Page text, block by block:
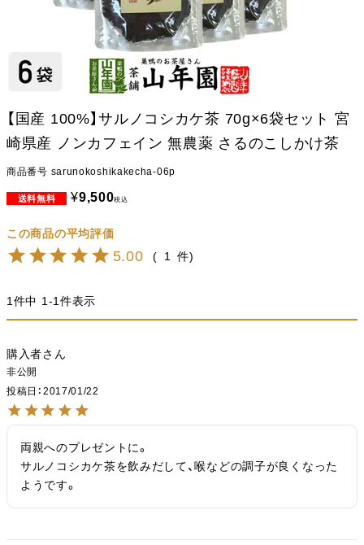
【国産 100%】サルノコシカケ茶 70g×6袋セット 宮
崎県産 ノンカフェイン 無農薬 さるのこしかけ茶
商品番号 sarunokoshikakecha-06p
¥9,500税込
5.00 1
1件中 1-1件表示
購入者
非公開
投稿日
2017/01/22
両親へのプレゼントに。
サルノコシカケ茶を飲みだして、喉などの調子が良くなった
ようです。